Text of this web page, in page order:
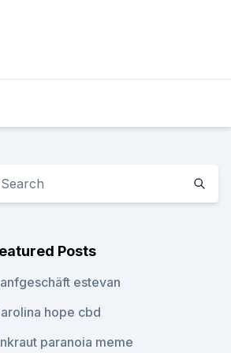
Posts
estevan
hope cbd
paranoia meme